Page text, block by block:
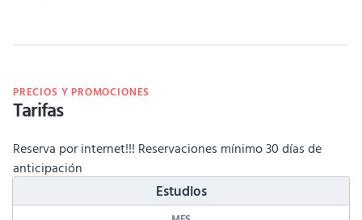
PRECIOS Y PROMOCIONES
Tarifas
Reserva por internet!!! Reservaciones mínimo 30 días de
anticipación
Estudios